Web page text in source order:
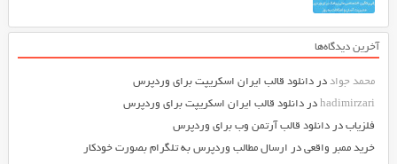
آخرین دیدگاه‌ها
محمد جواددر دانلود قالب ایران اسکریپت برای وردپرس
hadimirzariدر دانلود قالب ایران اسکریپت برای وردپرس
فلزیابدر دانلود قالب آرتمن وب برای وردپرس
خرید ممبر واقعیدر ارسال مطالب وردپرس به تلگرام بصورت خودکار